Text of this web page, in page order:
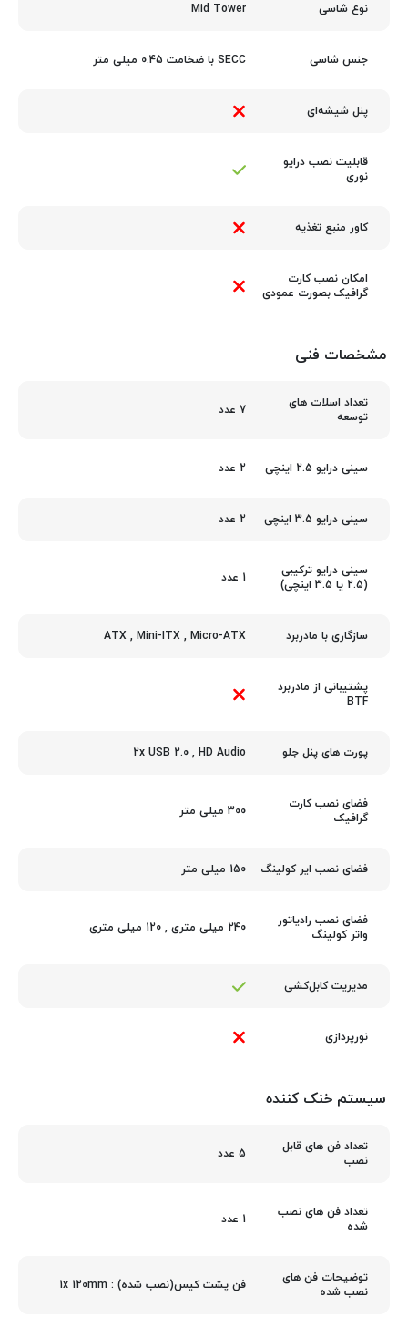
نوع شاسی Mid Tower
جنس شاسی SECC با ضخامت 0.45 میلی متر
پنل شیشه‌ای
قابلیت نصب درایو
نوری
کاور منبع تغذیه
امکان نصب کارت
گرافیک بصورت عمودی
مشخصات فنی
تعداد اسلات های
توسعه
7 عدد
سینی درایو 2.5 اینچی 2 عدد
سینی درایو 3.5 اینچی 2 عدد
سینی درایو ترکیبی
(2.5 یا 3.5 اینچی)
1 عدد
سازگاری با مادربرد Micro-ATX
,
Mini-ITX
,
ATX
پشتیبانی از مادربرد
BTF
پورت های پنل جلو 2x USB 2.0 , HD Audio
فضای نصب کارت
گرافیک
300 میلی متر
فضای نصب ایر کولینگ 150 میلی متر
فضای نصب رادیاتور
واتر کولینگ
240 میلی متری , 120 میلی متری
مدیریت کابل‌کشی
نورپردازی
سیستم خنک کننده
تعداد فن های قابل
نصب
5 عدد
تعداد فن های نصب
شده
1 عدد
توضیحات فن های
نصب شده
فن پشت کیس(نصب شده) : 1x 120mm